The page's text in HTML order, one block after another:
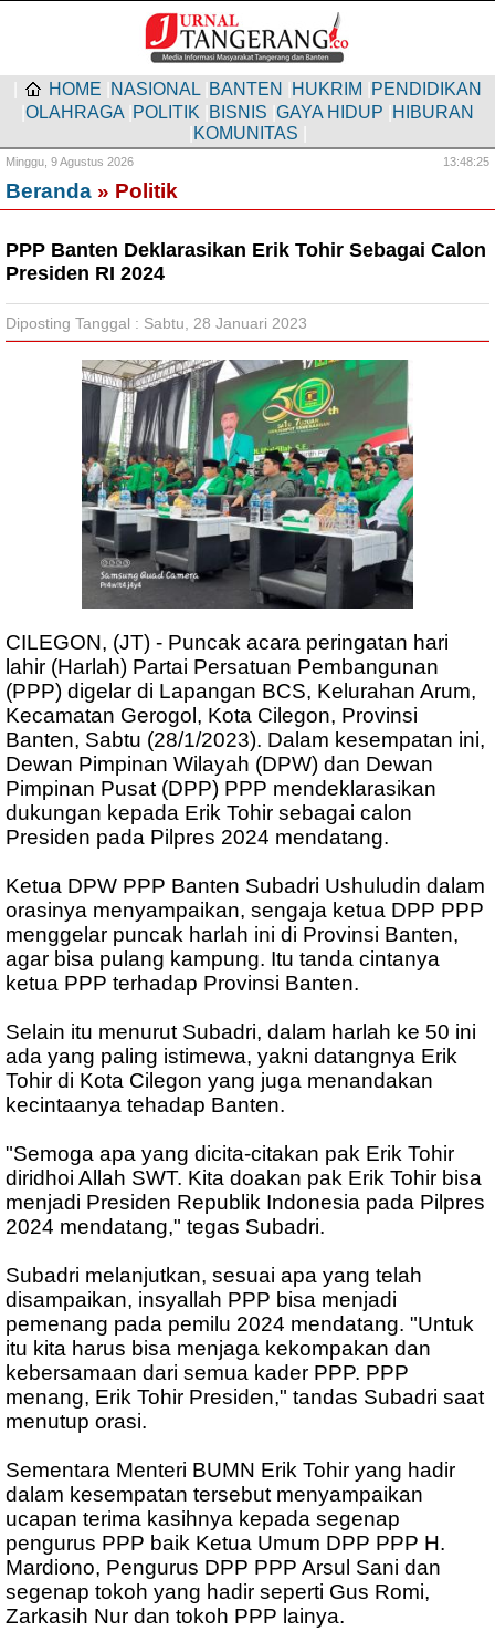
HOME NASIONAL BANTEN HUKRIM PENDIDIKAN
OLAHRAGA POLITIK BISNIS GAYA HIDUP HIBURAN
KOMUNITAS
Minggu, 9 Agustus 2026 13:48:26
Beranda » Politik
PPP Banten Deklarasikan Erik Tohir Sebagai Calon
Presiden RI 2024
Diposting Tanggal : Sabtu, 28 Januari 2023
CILEGON, (JT) - Puncak acara peringatan hari
lahir (Harlah) Partai Persatuan Pembangunan
(PPP) digelar di Lapangan BCS, Kelurahan Arum,
Kecamatan Gerogol, Kota Cilegon, Provinsi
Banten, Sabtu (28/1/2023). Dalam kesempatan ini,
Dewan Pimpinan Wilayah (DPW) dan Dewan
Pimpinan Pusat (DPP) PPP mendeklarasikan
dukungan kepada Erik Tohir sebagai calon
Presiden pada Pilpres 2024 mendatang.
Ketua DPW PPP Banten Subadri Ushuludin dalam
orasinya menyampaikan, sengaja ketua DPP PPP
menggelar puncak harlah ini di Provinsi Banten,
agar bisa pulang kampung. Itu tanda cintanya
ketua PPP terhadap Provinsi Banten.
Selain itu menurut Subadri, dalam harlah ke 50 ini
ada yang paling istimewa, yakni datangnya Erik
Tohir di Kota Cilegon yang juga menandakan
kecintaanya tehadap Banten.
"Semoga apa yang dicita-citakan pak Erik Tohir
diridhoi Allah SWT. Kita doakan pak Erik Tohir bisa
menjadi Presiden Republik Indonesia pada Pilpres
2024 mendatang," tegas Subadri.
Subadri melanjutkan, sesuai apa yang telah
disampaikan, insyallah PPP bisa menjadi
pemenang pada pemilu 2024 mendatang. "Untuk
itu kita harus bisa menjaga kekompakan dan
kebersamaan dari semua kader PPP. PPP
menang, Erik Tohir Presiden," tandas Subadri saat
menutup orasi.
Sementara Menteri BUMN Erik Tohir yang hadir
dalam kesempatan tersebut menyampaikan
ucapan terima kasihnya kepada segenap
pengurus PPP baik Ketua Umum DPP PPP H.
Mardiono, Pengurus DPP PPP Arsul Sani dan
segenap tokoh yang hadir seperti Gus Romi,
Zarkasih Nur dan tokoh PPP lainya.